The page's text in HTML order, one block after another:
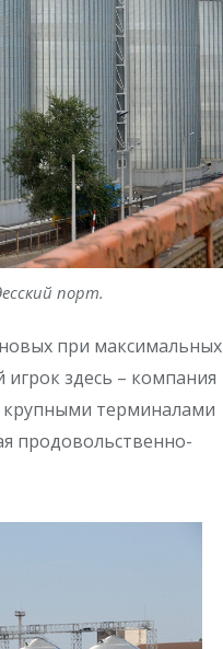
порт.
при максимальных
здесь – компания
крупными терминалами
продовольственно-